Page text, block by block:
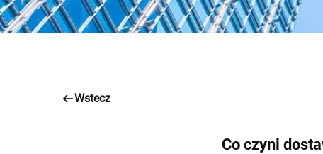
Wstecz
Co czyni